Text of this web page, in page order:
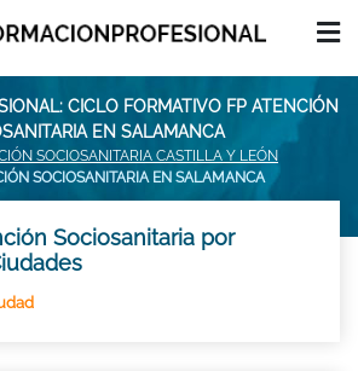
CICLO FORMATIVO FP ATENCIÓN
EN SALAMANCA
SOCIOSANITARIA CASTILLA Y LEÓN
SOCIOSANITARIA EN SALAMANCA
Sociosanitaria por